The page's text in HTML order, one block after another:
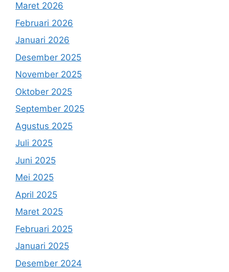
Maret 2026
Februari 2026
Januari 2026
Desember 2025
November 2025
Oktober 2025
September 2025
Agustus 2025
Juli 2025
Juni 2025
Mei 2025
April 2025
Maret 2025
Februari 2025
Januari 2025
Desember 2024